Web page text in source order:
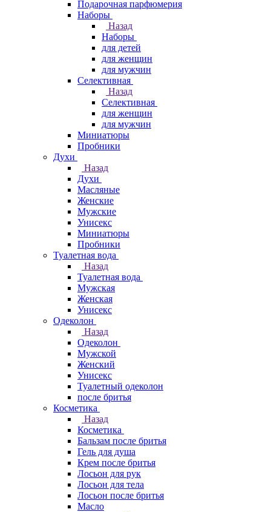
Подарочная парфюмерия
Наборы
Назад
Наборы
для детей
для женщин
для мужчин
Селективная
Назад
Селективная
для женщин
для мужчин
Миниатюры
Пробники
Духи
Назад
Духи
Масляные
Женские
Мужские
Унисекс
Миниатюры
Пробники
Туалетная вода
Назад
Туалетная вода
Мужская
Женская
Унисекс
Одеколон
Назад
Одеколон
Мужской
Женский
Унисекс
Туалетный одеколон
после бритья
Косметика
Назад
Косметика
Бальзам после бритья
Гель для душа
Крем после бритья
Лосьон для рук
Лосьон для тела
Лосьон после бритья
Масло